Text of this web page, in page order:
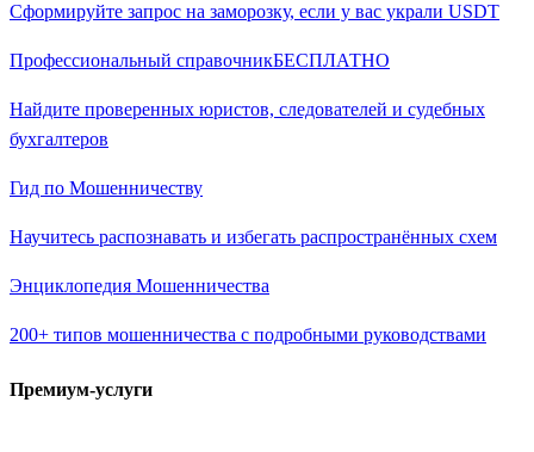
Сформируйте запрос на заморозку, если у вас украли USDT
Профессиональный справочникБЕСПЛАТНО
Найдите проверенных юристов, следователей и судебных
бухгалтеров
Гид по Мошенничеству
Научитесь распознавать и избегать распространённых схем
Энциклопедия Мошенничества
200+ типов мошенничества с подробными руководствами
Премиум-услуги